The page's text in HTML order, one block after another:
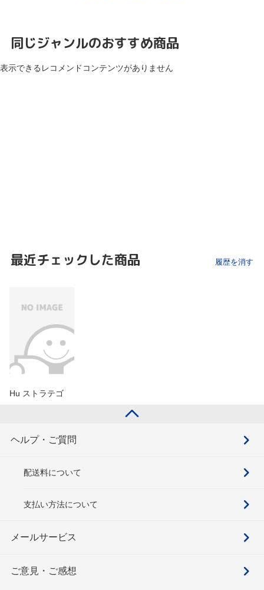
同じジャンルのおすすめ商品
表示できるレコメンドコンテンツがありません
最近チェックした商品 履歴を消す
Hu ストラテゴ
ヘルプ・ご質問
配送料について
支払い方法について
メールサービス
ご意見・ご感想